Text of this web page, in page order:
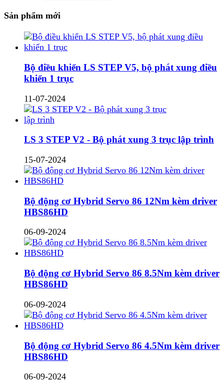
Sản phẩm mới
Bộ điều khiển LS STEP V5, bộ phát xung điều
khiển 1 trục
11-07-2024
LS 3 STEP V2 - Bộ phát xung 3 trục lập trình
15-07-2024
Bộ động cơ Hybrid Servo 86 12Nm kèm driver
HBS86HD
06-09-2024
Bộ động cơ Hybrid Servo 86 8.5Nm kèm driver
HBS86HD
06-09-2024
Bộ động cơ Hybrid Servo 86 4.5Nm kèm driver
HBS86HD
06-09-2024